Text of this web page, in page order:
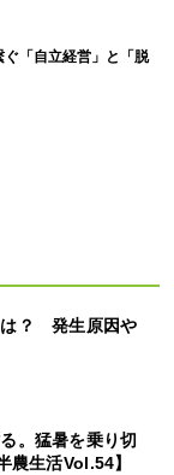
ぐ「自立経営」と「脱
は？ 発生原因や
。猛暑を乗り切
農生活Vol.54】